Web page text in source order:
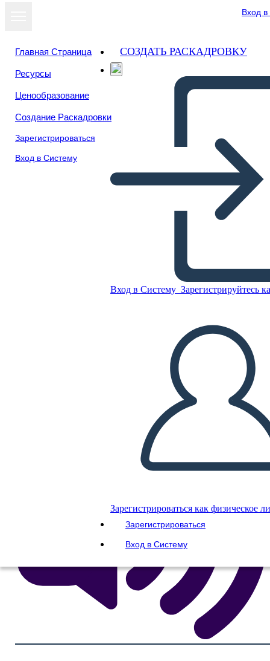
Вход
Главная Страница
Ресурсы
Ценообразование
Создание Раскадровки
Зарегистрироваться
Вход в Систему
СОЗДАТЬ РАСКАДРОВКУ
Вход в Систему Зарегистрируйтесь
Зарегистрироваться как физическое
Зарегистрироваться
Вход в Систему
Luna Piena a Cicala:
Diagramma del Diagramma
Скопируйте эту раскадровку
СОЗДАТЬ РАСКАДРОВКУ
ВОСПРОИЗВЕСТИ СЛАЙД-ШОУ
ПОЧИТАЙ МНЕ